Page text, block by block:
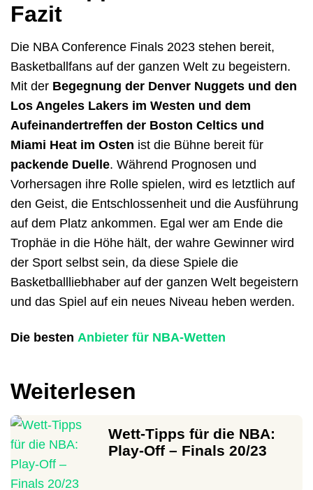
Fazit
Die NBA Conference Finals 2023 stehen bereit,
Basketballfans auf der ganzen Welt zu begeistern.
Mit der Begegnung der Denver Nuggets und den
Los Angeles Lakers im Westen und dem
Aufeinandertreffen der Boston Celtics und
Miami Heat im Osten ist die Bühne bereit für
packende Duelle. Während Prognosen und
Vorhersagen ihre Rolle spielen, wird es letztlich auf
den Geist, die Entschlossenheit und die Ausführung
auf dem Platz ankommen. Egal wer am Ende die
Trophäe in die Höhe hält, der wahre Gewinner wird
der Sport selbst sein, da diese Spiele die
Basketballliebhaber auf der ganzen Welt begeistern
und das Spiel auf ein neues Niveau heben werden.
Die besten Anbieter für NBA-Wetten
Weiterlesen
Wett-Tipps für die NBA:
Play-Off – Finals 20/23